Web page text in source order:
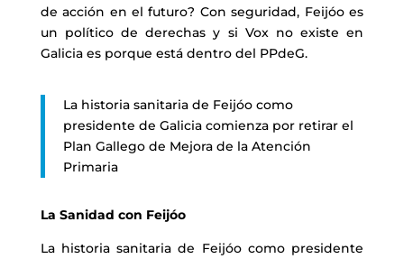
de acción en el futuro? Con seguridad, Feijóo es
un político de derechas y si Vox no existe en
Galicia es porque está dentro del PPdeG.
La historia sanitaria de Feijóo como
presidente de Galicia comienza por retirar el
Plan Gallego de Mejora de la Atención
Primaria
La Sanidad con Feijóo
La historia sanitaria de Feijóo como presidente